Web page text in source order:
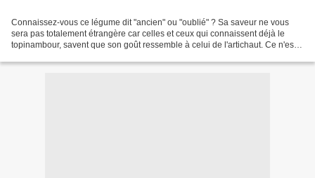
Connaissez-vous ce légume dit "ancien" ou "oublié" ? Sa saveur ne vous
sera pas totalement étrangère car celles et ceux qui connaissent déjà le
topinambour, savent que son goût ressemble à celui de l'artichaut. Ce n'est